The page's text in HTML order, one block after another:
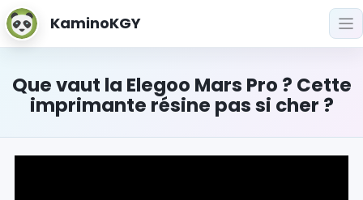
KaminoKGY
Que vaut la Elegoo Mars Pro ? Cette
imprimante résine pas si cher ?